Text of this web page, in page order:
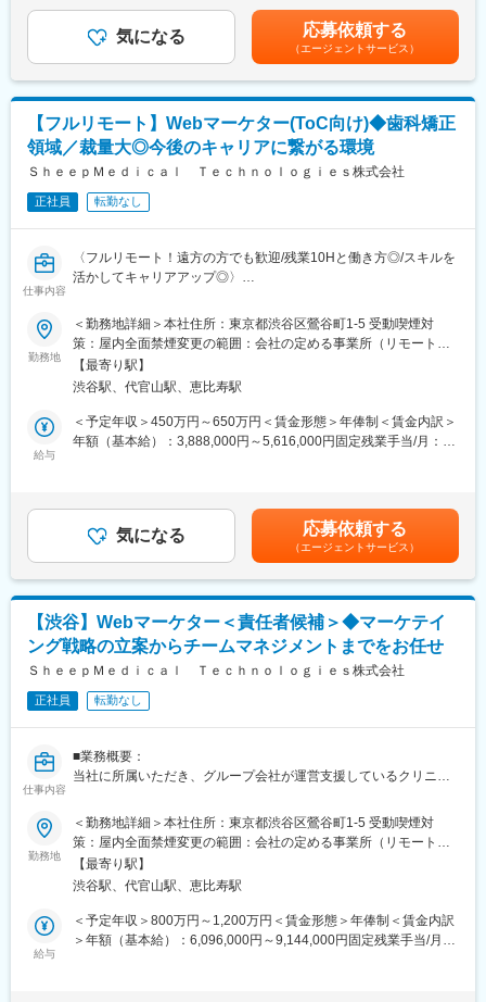
・市場・競合・ユーザー分析
・新サービス、新機能の企画、要件定義、仕様策定
・KPIの設定と進捗管理、データに基づいた改善策の立案と実行
・ロードマップの作成と管理
・部門間（経営層、営業、マーケティング等）の調整
※ご本人の意向および試用期間中の業務状況などを踏まえて適材適
所を判断していきます。
※少数精鋭で実力主義、かつ積極性・協力性・スピードを重んじる
組織です。
早期にチームリードをお任せするケースもあります。
ディレクター、UXUIデザイナー、エンジニア（バックエンド、フ
ロントエンド、インフラ、AI各種在籍。業務委託・外注含む）で
プロダクトチームを組成。現PdMは業務委託で活躍されており、
今回は正社員のプロダクトマネージャーとして中心的な役割をお
※医療業界経験者も居りますので、業界知識は不問です。
全国フルリモート制を導入しており、場所を縛られず拡大中の自
社サービスに携わりたい方にお勧めです。
四半期に一回程度の対面で会うキックオフの機会もご用意してお
ります。
変更の範囲：会社の定める業務
残業手当＞有＜給与補足＞固定手当として、在宅勤務手当(月1万
円)がございます。賃金はあくまでも目安の金額であり、選考を通
じて上下する可能性があります。月給(月額)は固定手当を含めた表
記です。
気になる 応募依頼する
（エージェントサービス）
【フルリモート】Webマーケター(ToC向け)◆歯科矯正
領域／裁量大◎今後のキャリアに繋がる環境
ＳｈｅｅｐＭｅｄｉｃａｌ Ｔｅｃｈｎｏｌｏｇｉｅｓ株式会社
正社員 転勤なし
仕事内容
〈フルリモート！遠方の方でも歓迎/残業10Hと働き方◎/スキルを
活かしてキャリアアップ◎〉
■業務概要：
グループ会社が運営支援している全国23院の歯科クリニックのマ
ーケティングに携わっていただくポジションです。toC領域での
GoogleやYahoo！リスティング広告やSEOをメインに活躍されて
来られた方を募集しています。
歯科矯正マーケティングの領域において、国内トップクラスのノ
ウハウをもつマーケターと一緒に業務を行っていただけます。
■業務内容詳細：
◇各WEB媒体の広告運用と関連業務全般
・Googleリスティング広告、SNS広告を中心に運用
・LPOの企画立案からLP制作のディレクション・広告バナー／動
画広告／記事LP／LP／HP／ステップメール etc. の企画・ライテ
ィング・制作ディレクション・制作物ディレクション業務に関わ
る社内、社外関係者との折衝
※スキル次第では、更に上流のペルソナ設計や適切な訴求プランの
構築などもお任せしたいと思っています。
■組織構成
意とする分野で活躍いただいております。
30代～40代のメンバーがほとんどで、若手にも活躍のチャンスが
あります。
遠方のメンバーもいるため、フルリモートが基本となります。そ
■業務の魅力
勤務地
＜勤務地詳細＞本社住所：東京都渋谷区鶯谷町1-5 受動喫煙対
策：屋内全面禁煙変更の範囲：会社の定める事業所（リモートワ
ーク含む）
【最寄り駅】
渋谷駅、代官山駅、恵比寿駅
給与
＜予定年収＞450万円～650万円＜賃金形態＞年俸制＜賃金内訳＞
年額（基本給）：3,888,000円～5,616,000円固定残業手当/月：
あくまでも目安の金額であり、選考を通じて上下する可能性があ
ります。月給(月額)は固定手当を含めた表記です。
気になる 応募依頼する
（エージェントサービス）
【渋谷】Webマーケター＜責任者候補＞◆マーケテイ
ング戦略の立案からチームマネジメントまでをお任せ
ＳｈｅｅｐＭｅｄｉｃａｌ Ｔｅｃｈｎｏｌｏｇｉｅｓ株式会社
正社員 転勤なし
仕事内容
■業務概要：
当社に所属いただき、グループ会社が運営支援しているクリニッ
■業務内容詳細：
◇マーケティング戦略の立案
※分析した数値・市場のトレンドを元に、担当する事業の売上を最
大化するためのマーケティング戦略の立案・遂行
◇事業計画の立案から実行まで
※立案した戦略を軸に事業計画の立案から実行までをお任せしま
勤務地
＜勤務地詳細＞本社住所：東京都渋谷区鶯谷町1-5 受動喫煙対
策：屋内全面禁煙変更の範囲：会社の定める事業所（リモートワ
ーク含む）
【最寄り駅】
渋谷駅、代官山駅、恵比寿駅
給与
＜予定年収＞800万円～1,200万円＜賃金形態＞年俸制＜賃金内訳
＞年額（基本給）：6,096,000円～9,144,000円固定残業手当/月：